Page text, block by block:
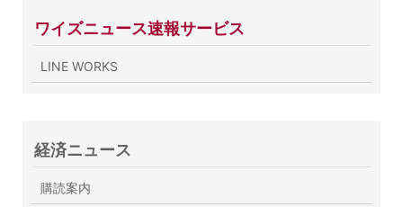
ワイズニュース速報サービス
LINE WORKS
経済ニュース
購読案内